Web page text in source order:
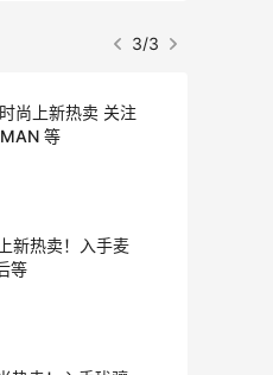
3/3
尚上新热卖 关注
等
新热卖！入手麦
等